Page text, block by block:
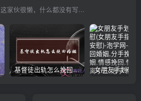
这家伙很懒，什么都没有写...
基督徒出轨怎么挽回婚姻(基督徒面对出轨婚姻)